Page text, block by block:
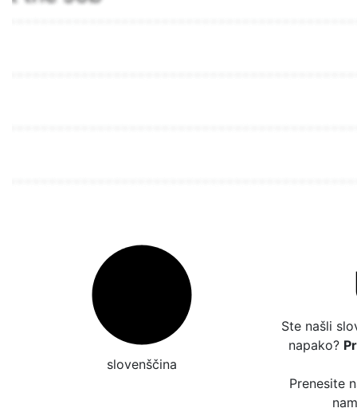
slovenščina
Ste našli
napako?
Prenesite